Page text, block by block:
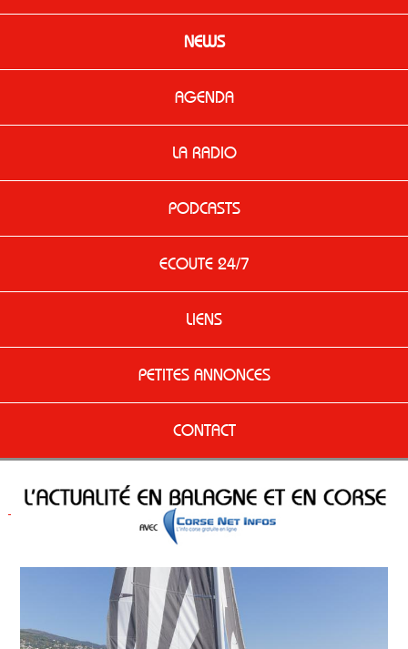
NEWS
AGENDA
LA RADIO
PODCASTS
ECOUTE 24/7
LIENS
PETITES ANNONCES
CONTACT